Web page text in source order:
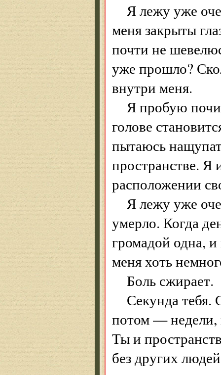
Я лежу уже
меня закрыты
почти не
уже прошло?
внутри меня.
Я пробую
голове
пытаюсь
пространстве.
расположении
Я лежу уже
умерло. Когда
громадой одна,
меня хоть
Боль сжирает.
Секунда тебя.
потом — недели,
Ты и
без других